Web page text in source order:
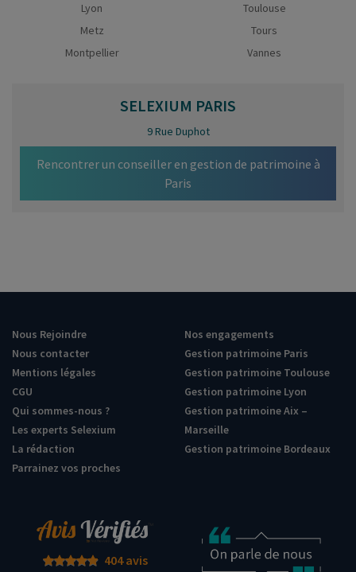
Lyon
Metz
Montpellier
Toulouse
Tours
Vannes
SELEXIUM PARIS
9 Rue Duphot
Rencontrer un conseiller en gestion de patrimoine à
Paris
Nous Rejoindre
Nous contacter
Mentions légales
CGU
Qui sommes-nous ?
Les experts Selexium
La rédaction
Parrainez vos proches
Nos engagements
Gestion patrimoine Paris
Gestion patrimoine Toulouse
Gestion patrimoine Lyon
Gestion patrimoine Aix –
Marseille
Gestion patrimoine Bordeaux
404 avis